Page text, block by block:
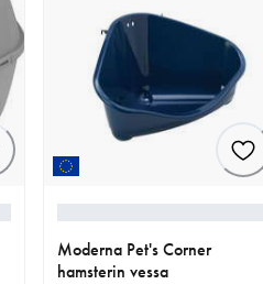
Moderna Pet's Corner
hamsterin vessa